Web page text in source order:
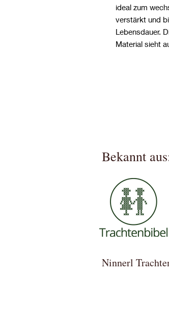
ideal zum
verstärkt und
Lebensdauer.
Material sieht
Bekannt
Ninnerl